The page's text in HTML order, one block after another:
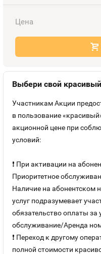
Номера
Контакты
Цена
Выбери свой
Участникам Акции
в пользование
акционной цене при
условий:
❗ При активации на
Приоритетное
Наличие на абонентском
услуг подразумевает
обязательство оплаты за
обслуживание/Аренда
❗ Переход к другому
полной стоимости